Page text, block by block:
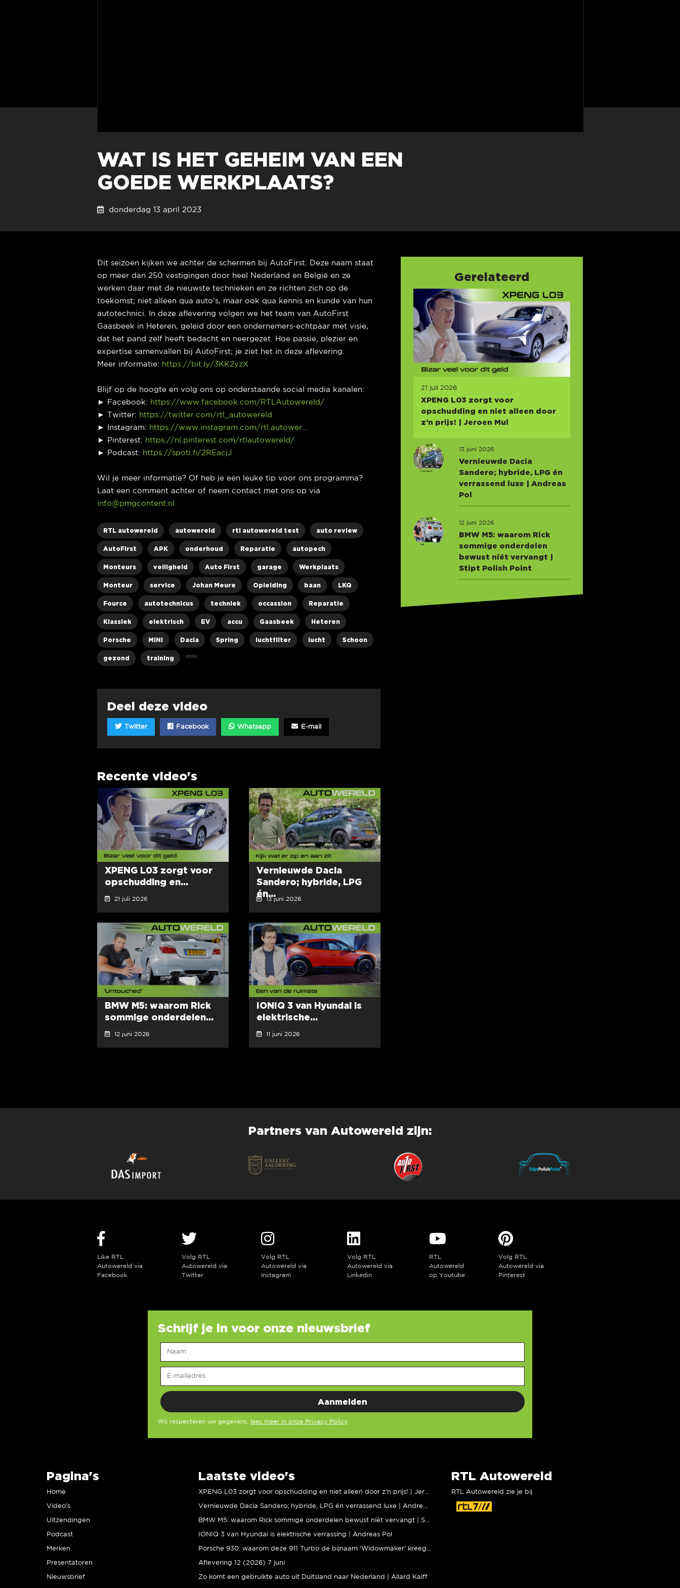
WAT IS HET GEHEIM VAN EEN
GOEDE WERKPLAATS?
donderdag 13 april 2023
Dit seizoen kijken we achter de schermen bij AutoFirst. Deze naam staat
op meer dan 250 vestigingen door heel Nederland en België en ze
werken daar met de nieuwste technieken en ze richten zich op de
toekomst; niet alleen qua auto’s, maar ook qua kennis en kunde van hun
autotechnici. In deze aflevering volgen we het team van AutoFirst
Gaasbeek in Heteren, geleid door een ondernemers-echtpaar met visie,
dat het pand zelf heeft bedacht en neergezet. Hoe passie, plezier en
expertise samenvallen bij AutoFirst; je ziet het in deze aflevering.
Meer informatie:
https://bit.ly/3KK2yzX
Blijf op de hoogte en volg ons op onderstaande social media kanalen:
► Facebook:
https://www.facebook.com/RTLAutowereld/
► Twitter:
https://twitter.com/rtl_autowereld
► Instagram:
https://www.instagram.com/rtl.autower…
► Pinterest:
https://nl.pinterest.com/rtlautowereld/
► Podcast:
https://spoti.fi/2REacjJ
Wil je meer informatie? Of heb je een leuke tip voor ons programma?
Laat een comment achter of neem contact met ons op via
info@pmgcontent.nl
RTL autowereld autowereld rtl autowereld test auto review
AutoFirst APK onderhoud Reparatie autopech
Monteurs veiligheid Auto First garage Werkplaats
Monteur service Johan Meure Opleiding baan LKQ
Fource autotechnicus techniek occassion Reparatie
Klassiek elektrisch EV accu Gaasbeek Heteren
Porsche MINI Dacia Spring luchtfilter lucht Schoon
gezond training
Deel deze video
Twitter Facebook Whatsapp E-mail
Recente video's
XPENG L03 zorgt voor
opschudding en...
21 juli 2026
Vernieuwde Dacia
Sandero; hybride, LPG
én...
13 juni 2026
BMW M5: waarom Rick
sommige onderdelen...
12 juni 2026
IONIQ 3 van Hyundai is
elektrische...
11 juni 2026
Gerelateerd
21 juli 2026
XPENG L03 zorgt voor
opschudding en niet alleen door
z’n prijs! | Jeroen Mul
13 juni 2026
Vernieuwde Dacia
Sandero; hybride, LPG én
verrassend luxe | Andreas
Pol
12 juni 2026
BMW M5: waarom Rick
sommige onderdelen
bewust níét vervangt |
Stipt Polish Point
Partners van Autowereld zijn:
Like RTL
Autowereld via
Facebook
Volg RTL
Autowereld via
Twitter
Volg RTL
Autowereld via
Instagram
Volg RTL
Autowereld via
Linkedin
RTL
Autowereld
op Youtube
Volg RTL
Autowereld via
Pinterest
Schrijf je in voor onze nieuwsbrief
Wij respecteren uw gegevens, lees meer in onze Privacy Policy
Pagina's
Home
Video’s
Uitzendingen
Podcast
Merken
Presentatoren
Nieuwsbrief
Laatste video's
IONIQ 3 van Hyundai is elektrische verrassing | Andreas Pol
Aflevering 12 (2026) 7 juni
Zo komt een gebruikte auto uit Duitsland naar Nederland | Allard Kalff
RTL Autowereld
RTL Autowereld zie je bij